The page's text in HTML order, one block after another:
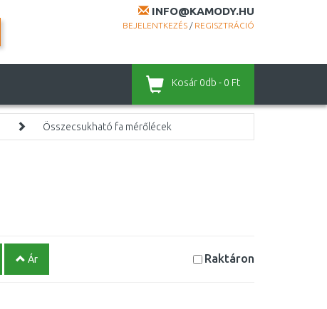
INFO@KAMODY.HU
BEJELENTKEZÉS / REGISZTRÁCIÓ
Kosár 0db - 0 Ft
Összecsukható fa mérőlécek
Ár Raktáron